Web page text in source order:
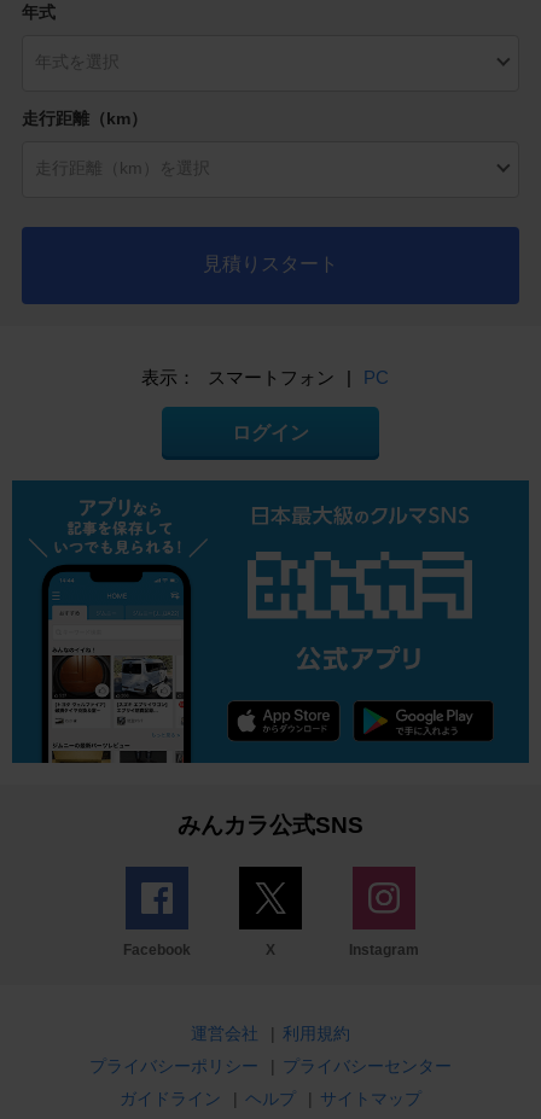
年式
走行距離（km）
見積りスタート
表示： スマートフォン | PC
ログイン
みんカラ公式SNS
Facebook X Instagram
運営会社 | 利用規約
プライバシーポリシー
| プライバシーセンター
ガイドライン
| ヘルプ | サイトマップ